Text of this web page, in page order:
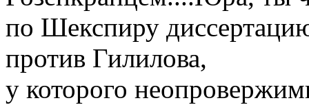
по Шекспиру
против Гилилова,
у которого